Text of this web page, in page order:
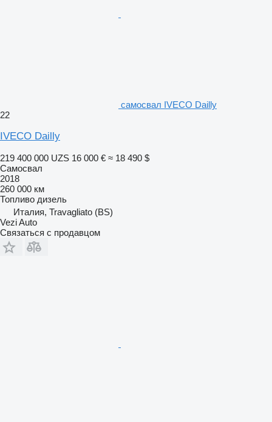
самосвал IVECO Dailly
22
IVECO Dailly
219 400 000 UZS 16 000 € ≈ 18 490 $
Самосвал
2018
260 000 км
Топливо дизель
Италия, Travagliato (BS)
Vezi Auto
Связаться с продавцом